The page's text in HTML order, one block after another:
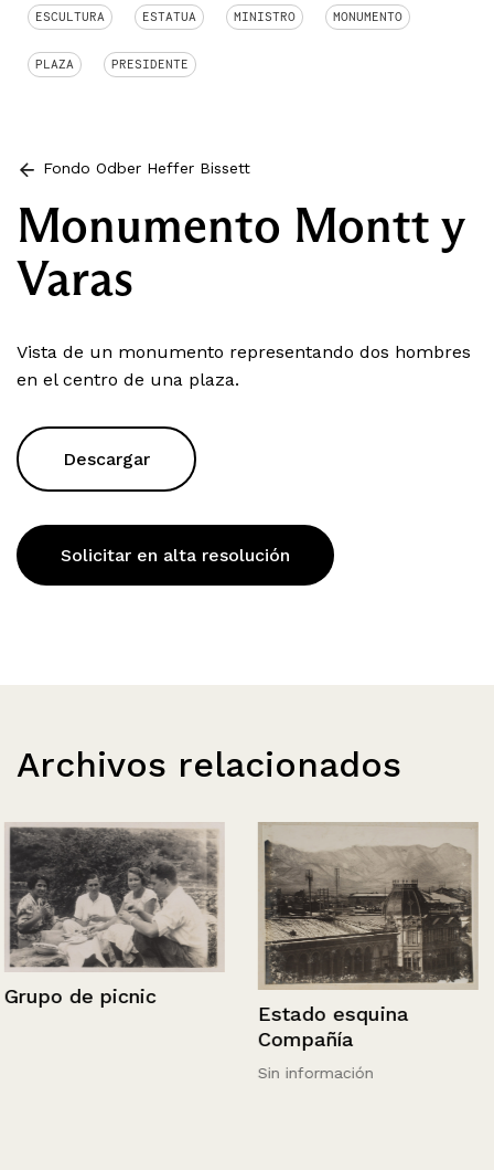
ESCULTURA ESTATUA MINISTRO MONUMENTO
PLAZA PRESIDENTE
Fondo Odber Heffer Bissett
Monumento Montt y
Varas
Vista de un monumento representando dos hombres
en el centro de una plaza.
Descargar
Solicitar en alta resolución
Archivos relacionados
Grupo de picnic
Estado esquina
Compañía
Sin información